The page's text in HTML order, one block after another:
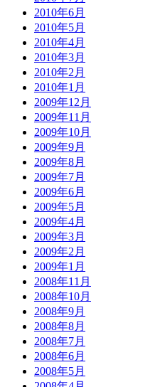
2010年6月
2010年5月
2010年4月
2010年3月
2010年2月
2010年1月
2009年12月
2009年11月
2009年10月
2009年9月
2009年8月
2009年7月
2009年6月
2009年5月
2009年4月
2009年3月
2009年2月
2009年1月
2008年11月
2008年10月
2008年9月
2008年8月
2008年7月
2008年6月
2008年5月